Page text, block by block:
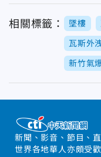
相關標籤： 墜樓
瓦斯外
新竹氣
新聞、影音、節目、
世界各地華人亦頗受